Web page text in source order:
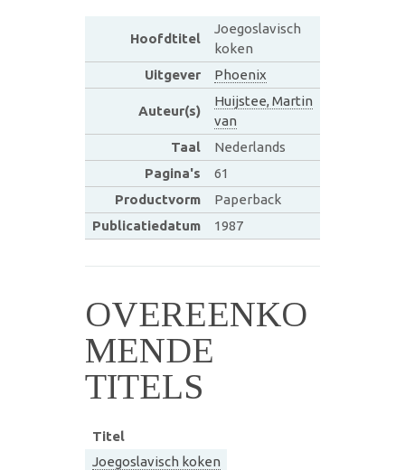
Hoofdtitel
Joegoslavisch
koken
Uitgever
Phoenix
Auteur(s)
Huijstee, Martin
van
Taal
Nederlands
Pagina's
61
Productvorm
Paperback
Publicatiedatum
1987
OVEREENKO
MENDE
TITELS
Titel
Joegoslavisch koken